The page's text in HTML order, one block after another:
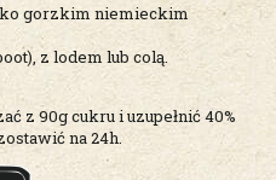
gorzkim niemieckim
z lodem lub colą.
z 90g cukru i uzupełnić 40%
na 24h.